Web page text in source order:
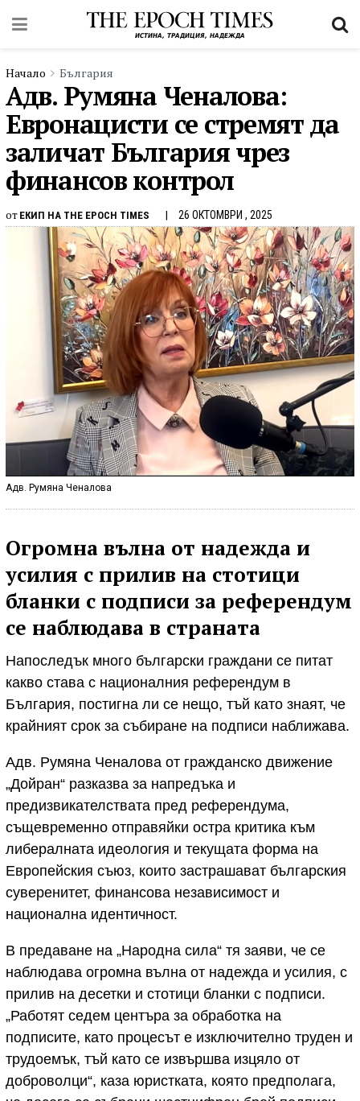
Начало България
Адв. Румяна Ченалова:
Евронацисти се стремят да
заличат България чрез
финансов контрол
от ЕКИП НА THE EPOCH TIMES 26 ОКТОМВРИ , 2025
Адв. Румяна Ченалова
Огромна вълна от надежда и
усилия с прилив на стотици
бланки с подписи за референдум
се наблюдава в страната
Напоследък много български граждани се питат
какво става с националния референдум в
България, постигна ли се нещо, тъй като знаят, че
крайният срок за събиране на подписи наближава.
Адв. Румяна Ченалова от гражданско движение
„Дойран“ разказва за напредъка и
предизвикателствата пред референдума,
същевременно отправяйки остра критика към
либералната идеология и текущата форма на
Европейския съюз, които застрашават българския
суверенитет, финансова независимост и
национална идентичност.
В предаване на „Народна сила“ тя заяви, че се
наблюдава огромна вълна от надежда и усилия, с
прилив на десетки и стотици бланки с подписи.
„Работят седем центъра за обработка на
подписите, като процесът е изключително труден и
трудоемък, тъй като се извършва изцяло от
доброволци“, каза юристката, която предполага,